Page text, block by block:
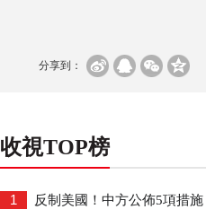
分享到：
收視TOP榜
1 反制美國！中方公佈5項措施